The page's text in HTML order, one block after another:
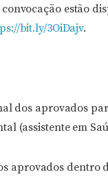
estão
bit.ly/3OiDajv.
dos aprovados
(assistente em
aprovados dentro